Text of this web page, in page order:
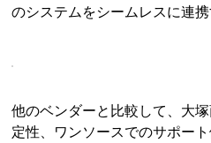
のシステムをシームレスに連
他のベンダーと比較して、大
定性、ワンソースでのサポー